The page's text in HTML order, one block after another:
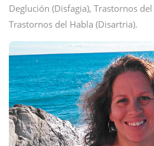
Deglución (Disfagia), Trastornos
Trastornos del Habla (Disartria).